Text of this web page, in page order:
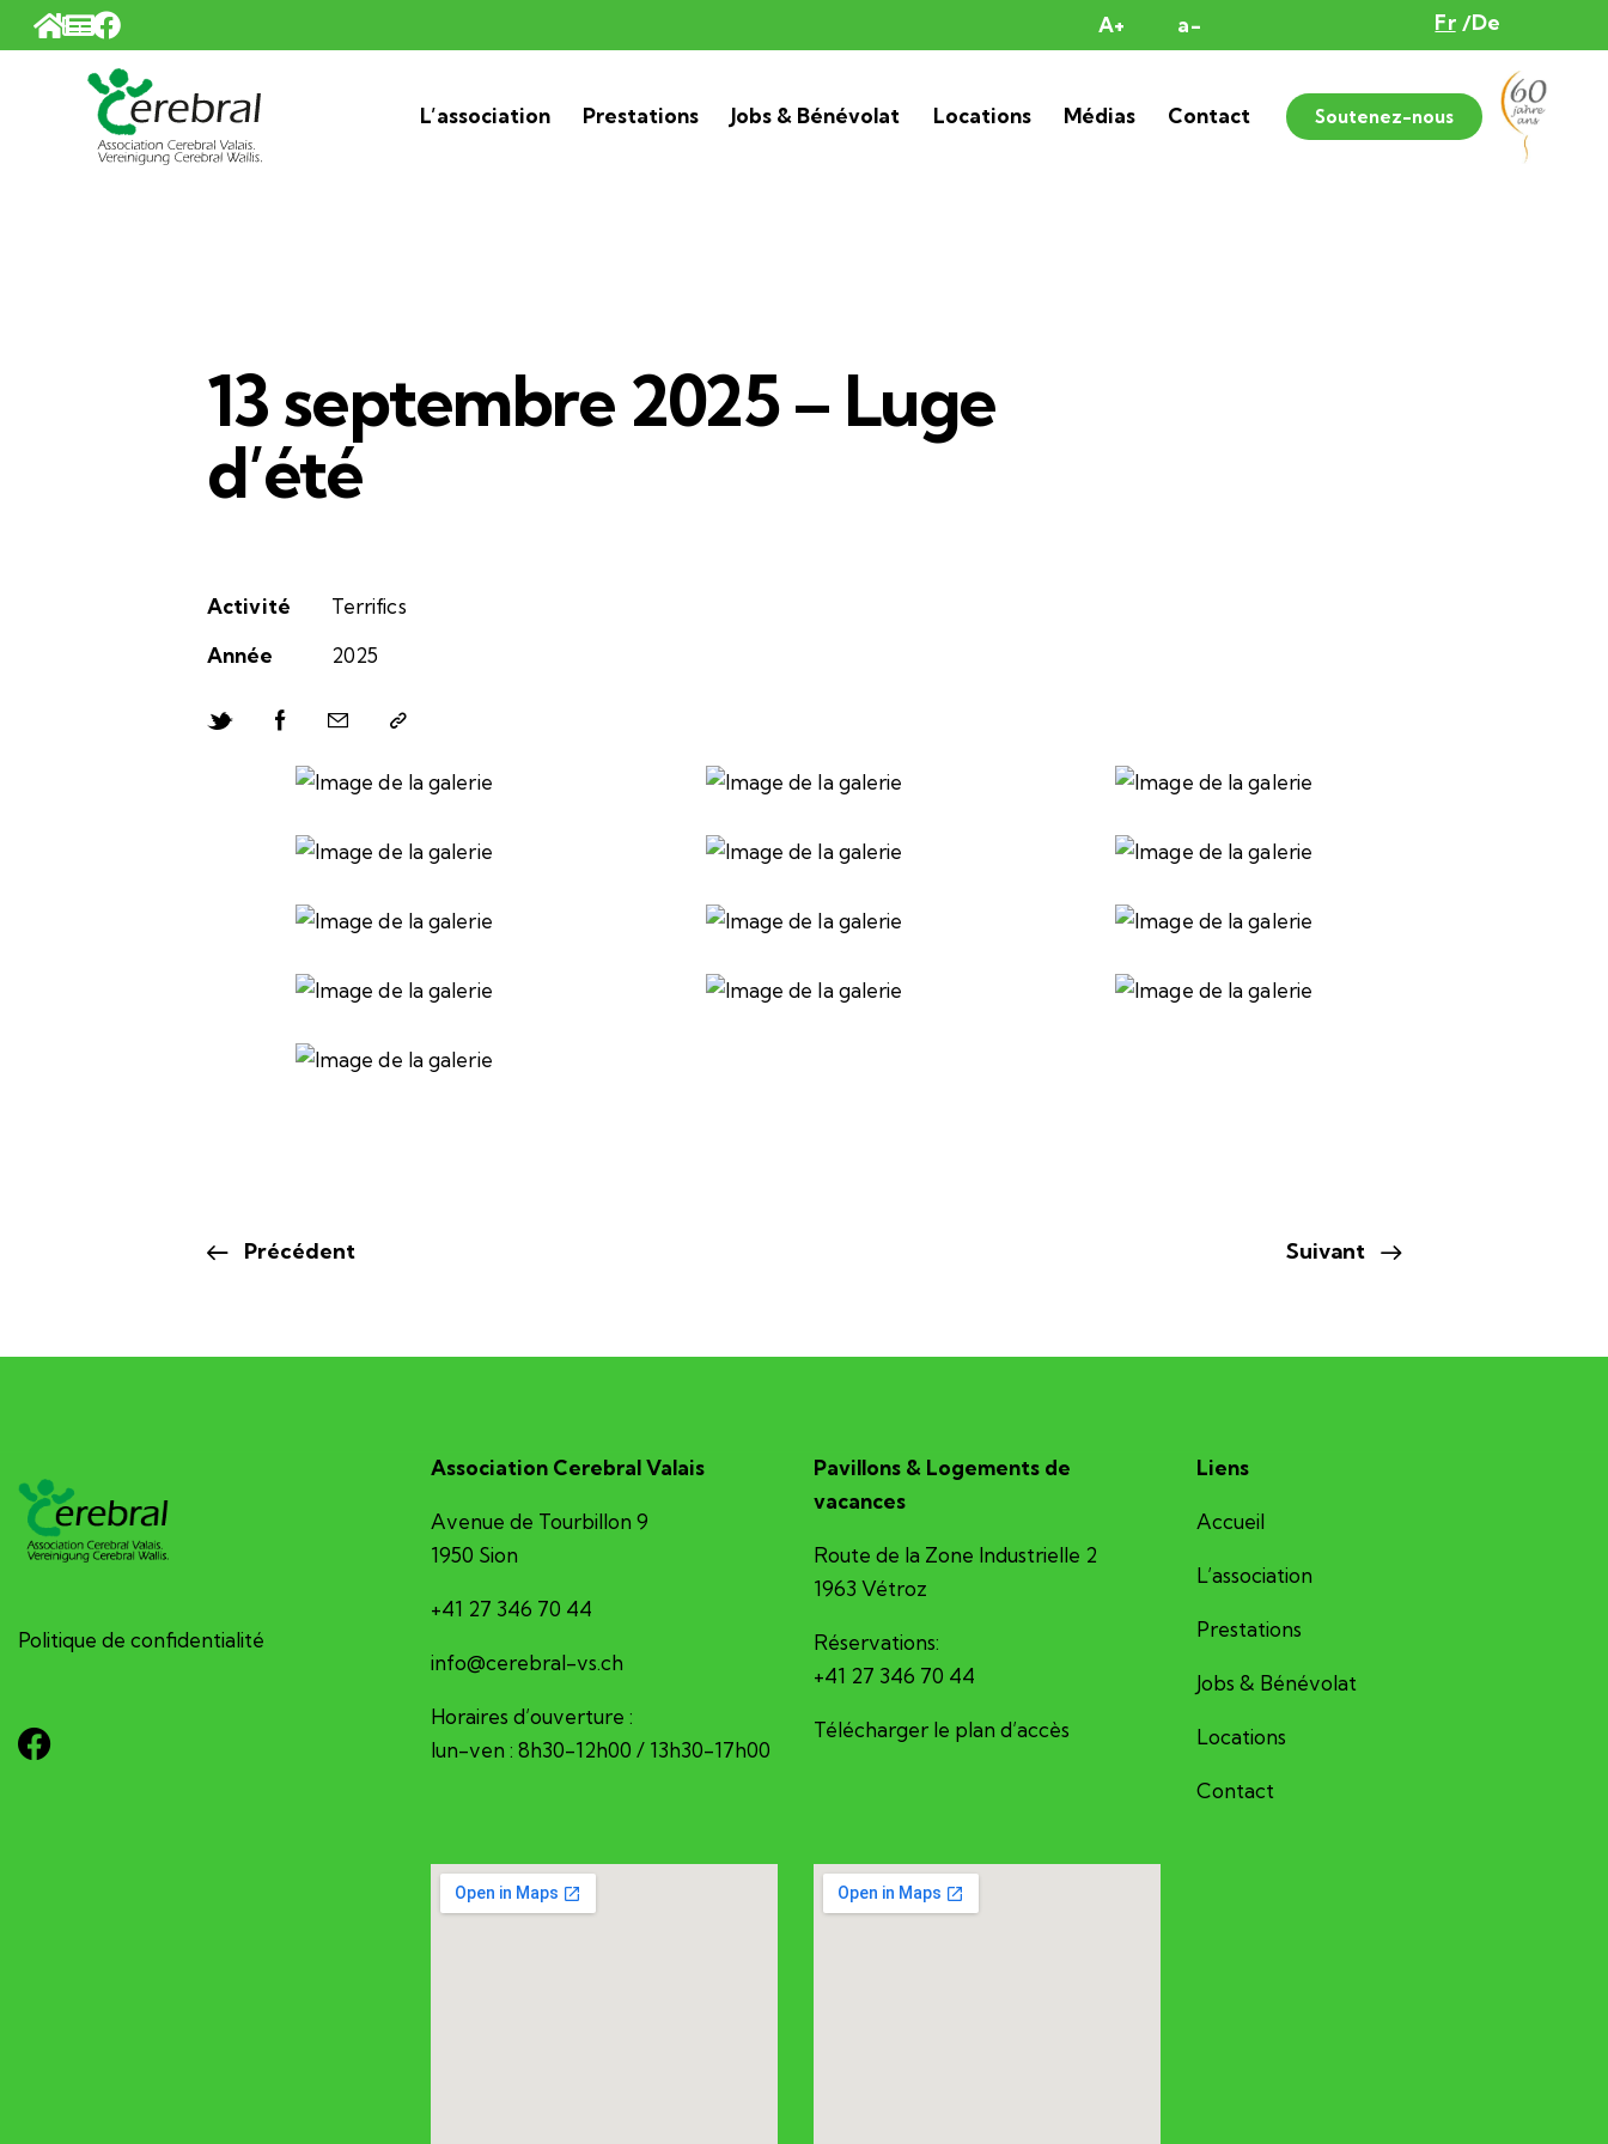
A+ a- Fr De
L’association Prestations Jobs & Bénévolat Locations Médias Contact Soutenez-nous
13 septembre 2025 – Luge
d’été
Activité
Terrifics
Année
2025
Précédent Suivant
Politique de confidentialité
Association Cerebral Valais
Avenue de Tourbillon 9
1950 Sion
+41 27 346 70 44
hc.sv-larberec@ofni
Horaires d’ouverture :
lun-ven : 8h30-12h00 / 13h30-17h00
Pavillons & Logements de
vacances
Route de la Zone Industrielle 2
1963 Vétroz
Réservations:
+41 27 346 70 44
Télécharger le plan d’accès
Liens
Accueil
L’association
Prestations
Jobs & Bénévolat
Locations
Contact
Panneau de gestion des cookies